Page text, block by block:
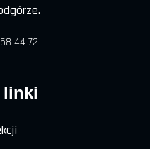
44 72
linki